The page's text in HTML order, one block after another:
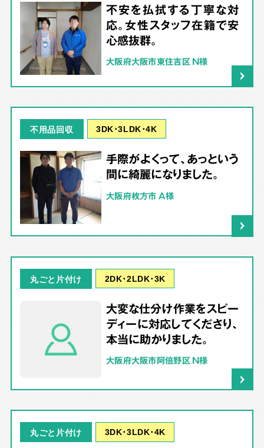
不安を払拭する丁寧な対
応。女性スタッフ在籍で安
心感抜群。
大阪府大阪市東住吉区 N様
不用品回収 3DK･3LDK･4K
手際がよくって、あっという
間に綺麗になりました。
大阪府枚方市 A様
丸ごと片付け 2DK･2LDK･3K
大変な仕分け作業をスピー
ディーに対応してくださり、
本当に助かりました。
大阪府大阪市阿倍野区 N様
丸ごと片付け 3DK･3LDK･4K